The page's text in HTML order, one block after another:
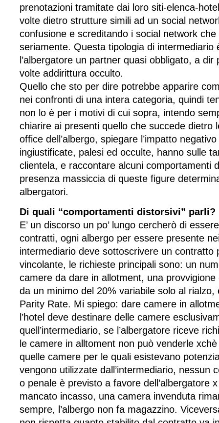
prenotazioni tramitate dai loro siti-elenca-
volte dietro strutture simili ad un social
confusione e screditando i social network
seriamente. Questa tipologia di intermediario
l’albergatore un partner quasi obbligato, a
volte addirittura occulto.
Quello che sto per dire potrebbe apparire
nei confronti di una intera categoria, quindi
non lo è per i motivi di cui sopra, intendo
chiarire ai presenti quello che succede dietro
office dell’albergo, spiegare l’impatto
ingiustificate, palesi ed occulte, hanno sulle
clientela, e raccontare alcuni comportamenti
presenza massiccia di queste figure
albergatori.
Di quali “comportamenti distorsivi” parli?
E’ un discorso un po’ lungo cercherò di
contratti, ogni albergo per essere presente
intermediario deve sottoscrivere un contratto
vincolante, le richieste principali sono: un
camere da dare in allotment, una
da un minimo del 20% variabile solo al rialzo,
Parity Rate. Mi spiego: dare camere in
l’hotel deve destinare delle camere
quell’intermediario, se l’albergatore riceve
le camere in alltoment non può venderle
quelle camere per le quali esistevano
vengono utilizzate dall’intermediario, nessun
o penale è previsto a favore dell’albergatore
mancato incasso, una camera invenduta
sempre, l’albergo non fa magazzino.